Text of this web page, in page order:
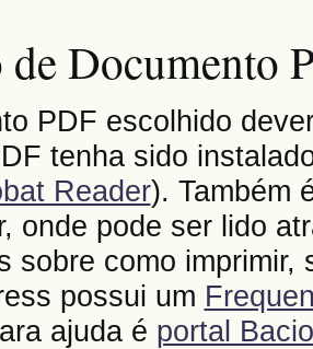
de Documento
PDF escolhido
tenha sido
Reader). Também
onde pode ser lido
sobre como
possui um
ajuda é portal